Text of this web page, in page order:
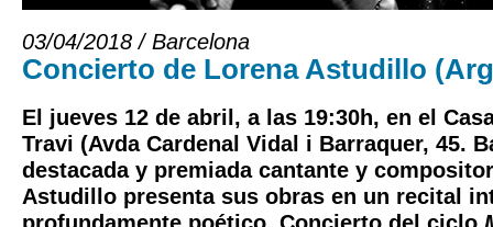
03/04/2018 / Barcelona
Concierto de Lorena Astudillo
El jueves 12 de abril, a las 19:30h, en el
Travi (Avda Cardenal Vidal i Barraquer, 45.
destacada y premiada cantante y
Astudillo presenta sus obras en un recital